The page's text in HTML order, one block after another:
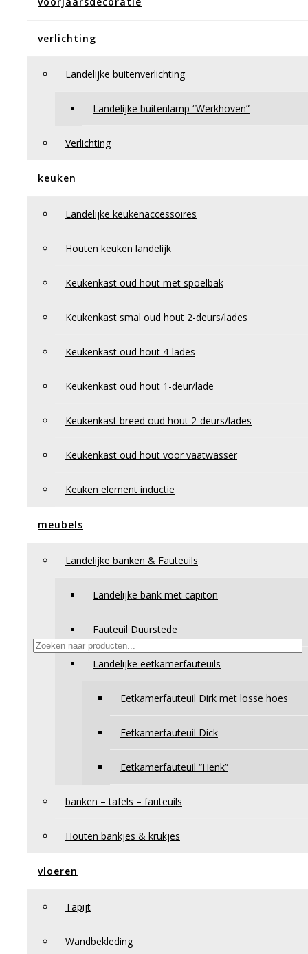
verlichting
Landelijke buitenverlichting
Landelijke buitenlamp “Werkhoven”
Verlichting
keuken
Landelijke keukenaccessoires
Houten keuken landelijk
Keukenkast oud hout met spoelbak
Keukenkast smal oud hout 2-deurs/lades
Keukenkast oud hout 4-lades
Keukenkast oud hout 1-deur/lade
Keukenkast breed oud hout 2-deurs/lades
Keukenkast oud hout voor vaatwasser
Keuken element inductie
meubels
Landelijke banken & Fauteuils
Landelijke bank met capiton
Fauteuil Duurstede
Landelijke eetkamerfauteuils
Eetkamerfauteuil Dirk met losse hoes
Eetkamerfauteuil Dick
Eetkamerfauteuil “Henk”
banken – tafels – fauteuils
Houten bankjes & krukjes
vloeren
Tapijt
Wandbekleding
Eetkamerfauteuil Dick
banken – tafels – fauteuils
Houten bankjes & krukjes
Tapijt
Natuursteen
Duettes
Shutters
contact
Bestellen en betalen
Retourneren en klachten
Producten zoeken